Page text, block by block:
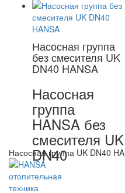
Насосная группа
без смесителя UK
DN40 HANSA
Насосная
группа
HANSA без
смесителя UK
DN40
Насосная группа UK DN40